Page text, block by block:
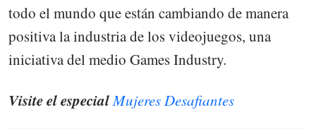
todo el mundo que están cambiando de manera
positiva la industria de los videojuegos, una
iniciativa del medio Games Industry.
Visite el especialMujeres Desafiantes